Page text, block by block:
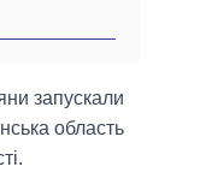
запускали
область